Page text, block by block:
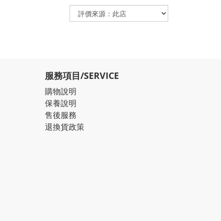
服務項目/SERVICE
購物說明
保養說明
售後服務
退換貨政策